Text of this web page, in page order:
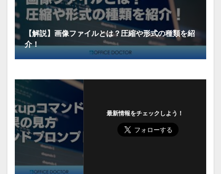
【解説】画像ファイルとは？圧縮や形式の種類を紹
介！
最新情報をチェックしよう！